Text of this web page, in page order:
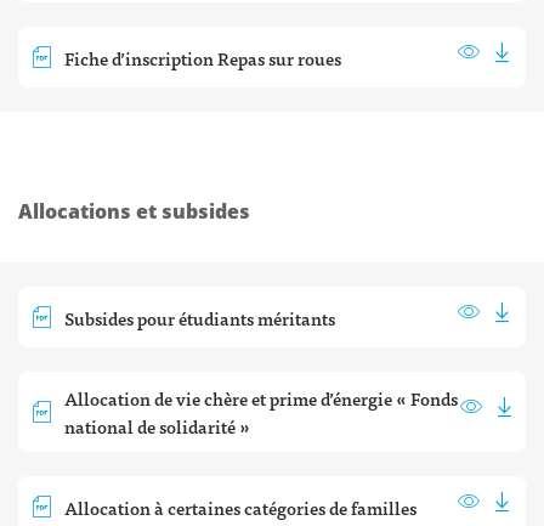
Fiche d’inscription Repas sur roues
Allocations et subsides
Subsides pour étudiants méritants
Allocation de vie chère et prime d’énergie « Fonds
national de solidarité »
Allocation à certaines catégories de familles